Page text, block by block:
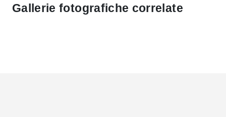
Gallerie fotografiche correlate